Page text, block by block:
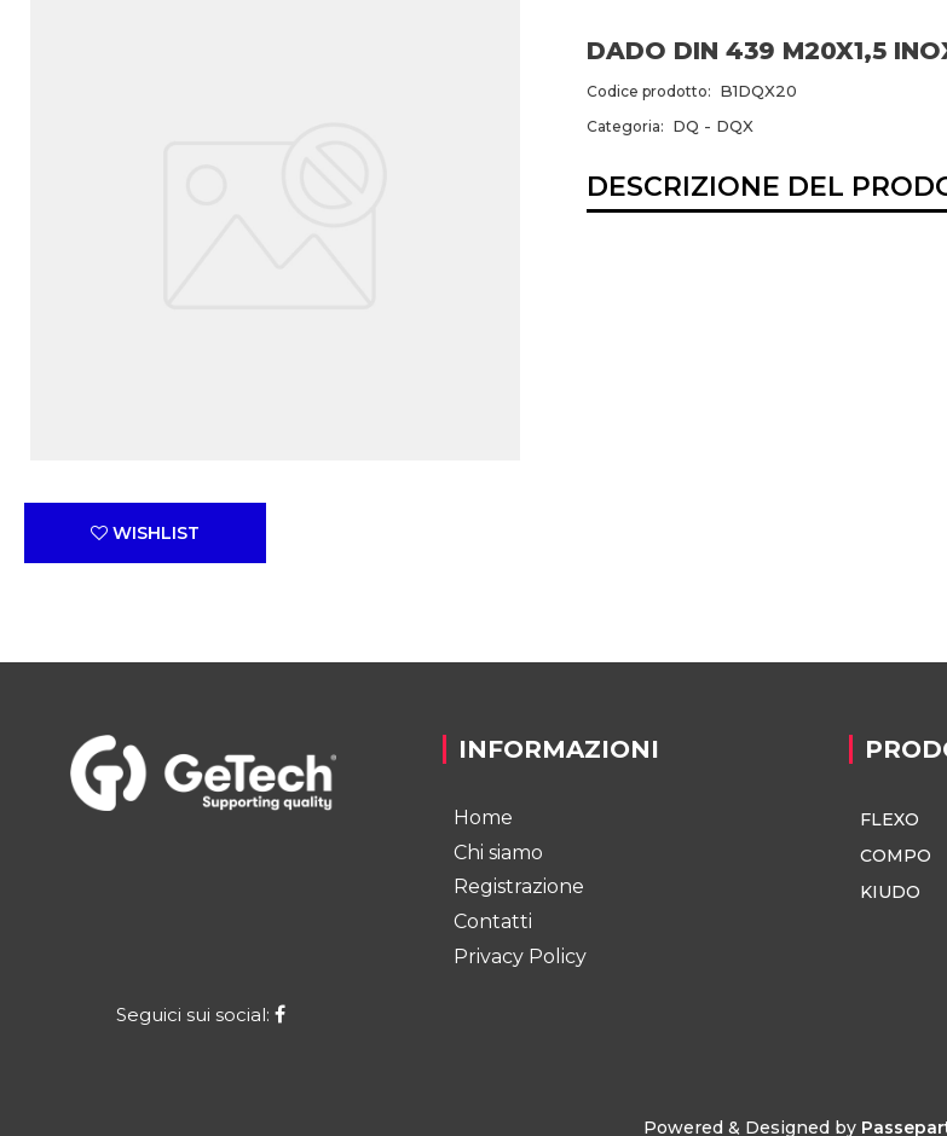
DADO DIN 439 M20X1,5
Codice prodotto: B1DQX20
Categoria: DQ - DQX
DESCRIZIONE DEL
WISHLIST
Seguici sui social:
INFORMAZIONI
Home
Chi siamo
Registrazione
Contatti
Privacy Policy
FLEXO
COMPO
KIUDO
Powered & Designed by